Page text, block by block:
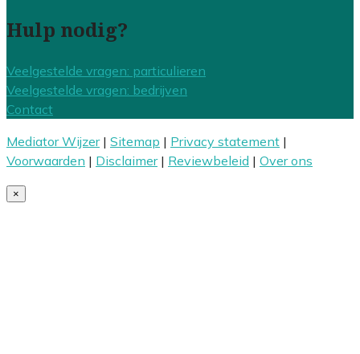
Hulp nodig?
Veelgestelde vragen: particulieren
Veelgestelde vragen: bedrijven
Contact
Mediator Wijzer| Sitemap | Privacy statement |
Voorwaarden | Disclaimer| Reviewbeleid | Over ons
×